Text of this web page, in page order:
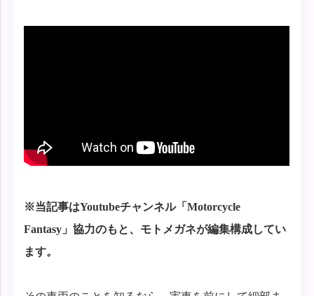
※当記事はYoutubeチャンネル「Motorcycle
Fantasy」協力のもと、モトメガネが編集構成してい
ます。